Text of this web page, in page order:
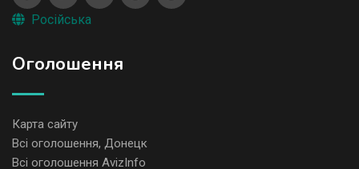
Російська
Оголошення
Карта сайту
Всі оголошення, Донецк
Всі оголошення AvizInfo